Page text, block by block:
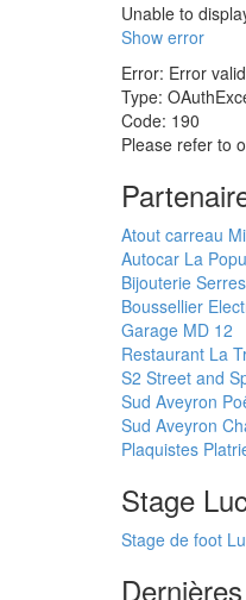
Unable to
Show error
Error: Error
Type:
Code: 190
Please refer to
Atout carreau
Autocar La
Bijouterie
Boussellier
Garage MD 12
Restaurant La
S2 Street and
Sud Aveyron
Sud Aveyron
Plaquistes
Stage
Stage de foot